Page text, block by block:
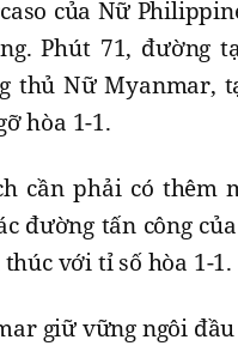
của Nữ
Phút 71, đường
thủ Nữ Myanmar,
hòa 1-1.
cần phải có thêm
đường tấn công
với tỉ số hòa 1-1.
giữ vững ngôi đầu